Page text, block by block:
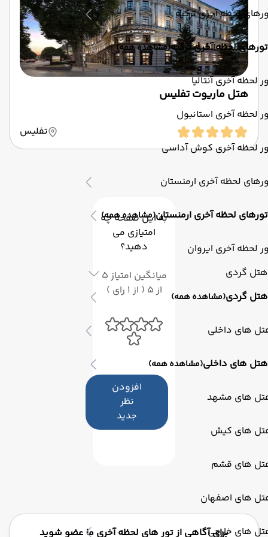
لحظه آخری ترکیه
تورهای لحظه آخری ترکیه(مشاهده همه)
لحظه آخری آنتالیا
لحظه آخری استانبول
لحظه آخری کوش آداسی
لحظه آخری ارمنستان
تورهای لحظه آخری ارمنستان(مشاهده همه)
لحظه آخری ایروان
هتل گردی
هتل گردی(مشاهده همه)
های داخلی
هتل های داخلی(مشاهده همه)
های مشهد
های کیش
های قشم
های اصفهان
های خارجی
هتل ماریوت تفلیس
تفلیس
به این صفحه چه
امتیازی می
دهید؟
میانگین امتیاز 5
از 5 ( از 1 رای )
افزودن
نظر
جدید
برای آگاهی از تور های لحظه آخری ما عضو شوید